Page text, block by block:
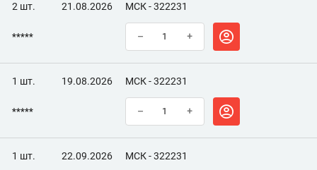
2 шт. 21.08.2026 МСК - 322231
***** – +
1 шт. 19.08.2026 МСК - 322231
***** – +
1 шт. 22.09.2026 МСК - 322231